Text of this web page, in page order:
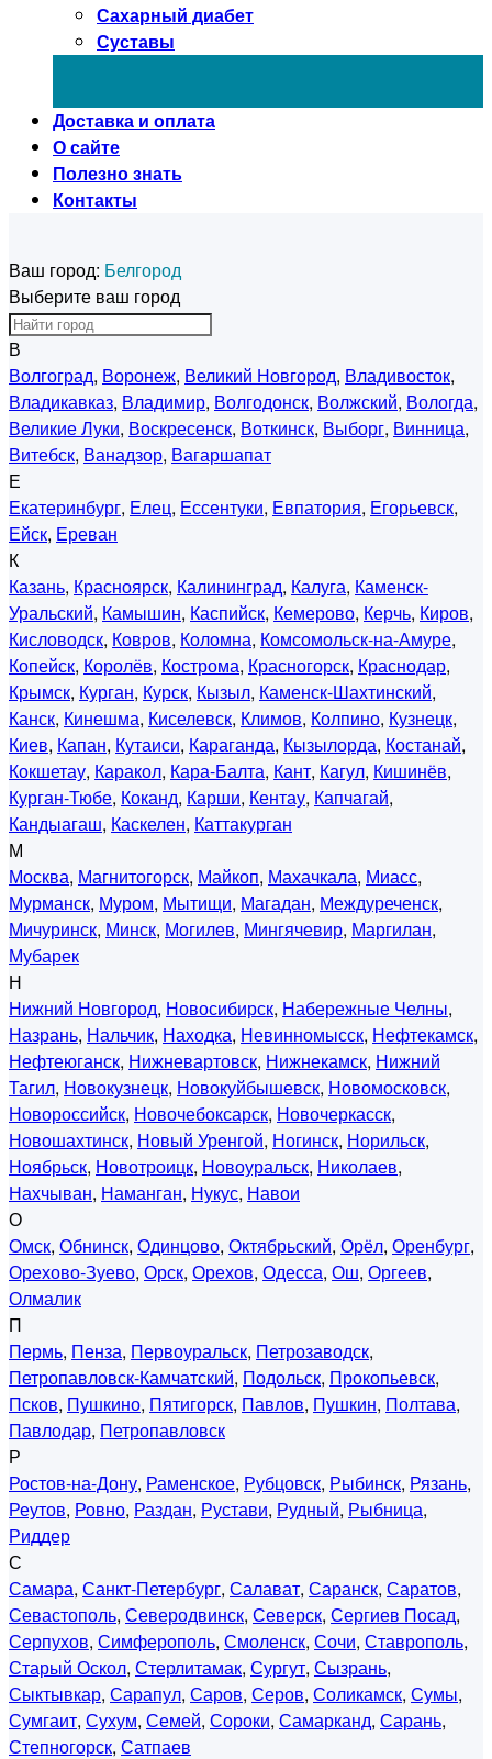
Сахарный диабет
Суставы
Доставка и оплата
О сайте
Полезно знать
Контакты
Ваш город: Белгород
Выберите ваш город
В
Волгоград, Воронеж, Великий Новгород, Владивосток,
Владикавказ, Владимир, Волгодонск, Волжский, Вологда,
Великие Луки, Воскресенск, Воткинск, Выборг, Винница,
Витебск, Ванадзор, Вагаршапат
Е
Екатеринбург, Елец, Ессентуки, Евпатория, Егорьевск,
Ейск, Ереван
К
Казань, Красноярск, Калининград, Калуга, Каменск-
Уральский, Камышин, Каспийск, Кемерово, Керчь, Киров,
Кисловодск, Ковров, Коломна, Комсомольск-на-Амуре,
Копейск, Королёв, Кострома, Красногорск, Краснодар,
Крымск, Курган, Курск, Кызыл, Каменск-Шахтинский,
Канск, Кинешма, Киселевск, Климов, Колпино, Кузнецк,
Киев, Капан, Кутаиси, Караганда, Кызылорда, Костанай,
Кокшетау, Каракол, Кара-Балта, Кант, Кагул, Кишинёв,
Курган-Тюбе, Коканд, Карши, Кентау, Капчагай,
Кандыагаш, Каскелен, Каттакурган
М
Москва, Магнитогорск, Майкоп, Махачкала, Миасс,
Мурманск, Муром, Мытищи, Магадан, Междуреченск,
Мичуринск, Минск, Могилев, Мингячевир, Маргилан,
Мубарек
Н
Нижний Новгород, Новосибирск, Набережные Челны,
Назрань, Нальчик, Находка, Невинномысск, Нефтекамск,
Нефтеюганск, Нижневартовск, Нижнекамск, Нижний
Тагил, Новокузнецк, Новокуйбышевск, Новомосковск,
Новороссийск, Новочебоксарск, Новочеркасск,
Новошахтинск, Новый Уренгой, Ногинск, Норильск,
Ноябрьск, Новотроицк, Новоуральск, Николаев,
Нахчыван, Наманган, Нукус, Навои
О
Омск, Обнинск, Одинцово, Октябрьский, Орёл, Оренбург,
Орехово-Зуево, Орск, Орехов, Одесса, Ош, Оргеев,
Олмалик
П
Пермь, Пенза, Первоуральск, Петрозаводск,
Петропавловск-Камчатский, Подольск, Прокопьевск,
Псков, Пушкино, Пятигорск, Павлов, Пушкин, Полтава,
Павлодар, Петропавловск
Р
Ростов-на-Дону, Раменское, Рубцовск, Рыбинск, Рязань,
Реутов, Ровно, Раздан, Рустави, Рудный, Рыбница,
Риддер
С
Самара, Санкт-Петербург, Салават, Саранск, Саратов,
Севастополь, Северодвинск, Северск, Сергиев Посад,
Серпухов, Симферополь, Смоленск, Сочи, Ставрополь,
Старый Оскол, Стерлитамак, Сургут, Сызрань,
Сыктывкар, Сарапул, Саров, Серов, Соликамск, Сумы,
Сумгаит, Сухум, Семей, Сороки, Самарканд, Сарань,
Степногорск, Сатпаев